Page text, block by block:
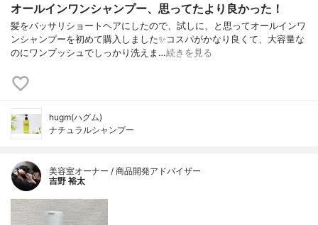
オールインワンシャンプー、思ってたより良かった！
髪をバッサリショートヘアにしたので、試しに、と思ってオールインワ
ンシャンプーを初めて購入しました✨コスパがかなり良くて、大容量な
のにワンプッシュでしっかり洗えま…続きを見る
hugm(ハグム)
ナチュラルシャンプー
美容室オーナー / 商品開発アドバイザー
吉野 裕太